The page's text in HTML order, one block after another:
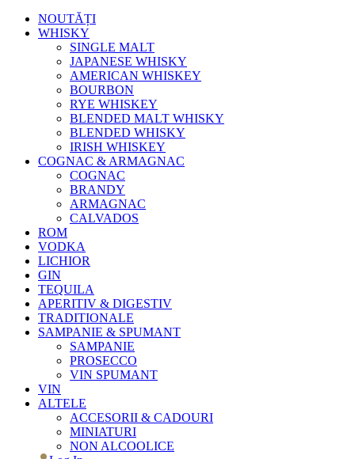
NOUTĂȚI
WHISKY
SINGLE MALT
JAPANESE WHISKY
AMERICAN WHISKEY
BOURBON
RYE WHISKEY
BLENDED MALT WHISKY
BLENDED WHISKY
IRISH WHISKEY
COGNAC & ARMAGNAC
COGNAC
BRANDY
ARMAGNAC
CALVADOS
ROM
VODKA
LICHIOR
GIN
TEQUILA
APERITIV & DIGESTIV
TRADITIONALE
SAMPANIE & SPUMANT
SAMPANIE
PROSECCO
VIN SPUMANT
VIN
ALTELE
ACCESORII & CADOURI
MINIATURI
NON ALCOOLICE